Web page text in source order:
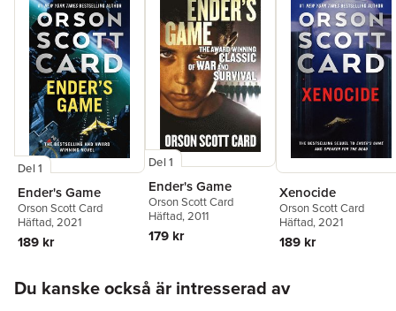
Del 1
Ender's Game
Orson Scott Card
Häftad, 2021
189 kr
Del 1
Ender's Game
Orson Scott Card
Häftad, 2011
179 kr
Xenocide
Orson Scott Card
Häftad, 2021
189 kr
Du kanske också är intresserad av